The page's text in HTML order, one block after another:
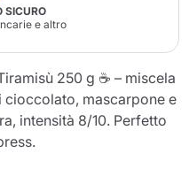
SICURO
e altro
250 g ☕ – miscela
mascarpone e
intensità 8/10. Perfetto